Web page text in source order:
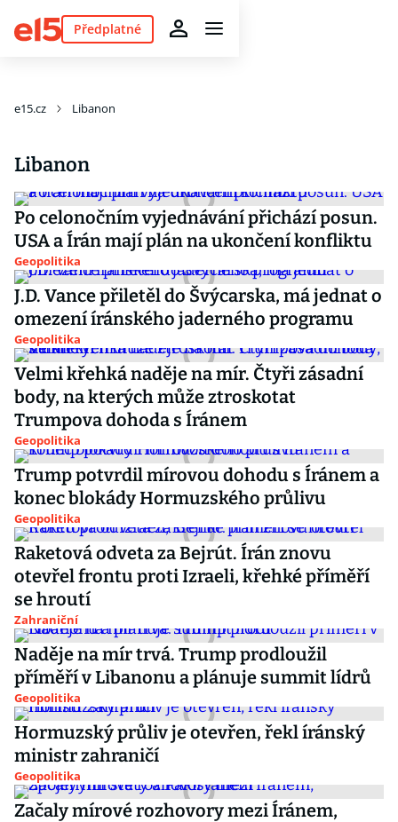
Předplatné
e15.cz Libanon
Libanon
Po celonočním vyjednávání přichází posun.
USA a Írán mají plán na ukončení konfliktu
Geopolitika
J.D. Vance přiletěl do Švýcarska, má jednat o
omezení íránského jaderného programu
Geopolitika
Velmi křehká naděje na mír. Čtyři zásadní
body, na kterých může ztroskotat
Trumpova dohoda s Íránem
Geopolitika
Trump potvrdil mírovou dohodu s Íránem a
konec blokády Hormuzského průlivu
Geopolitika
Raketová odveta za Bejrút. Írán znovu
otevřel frontu proti Izraeli, křehké příměří
se hroutí
Zahraniční
Naděje na mír trvá. Trump prodloužil
příměří v Libanonu a plánuje summit lídrů
Geopolitika
Hormuzský průliv je otevřen, řekl íránský
ministr zahraničí
Geopolitika
Začaly mírové rozhovory mezi Íránem,